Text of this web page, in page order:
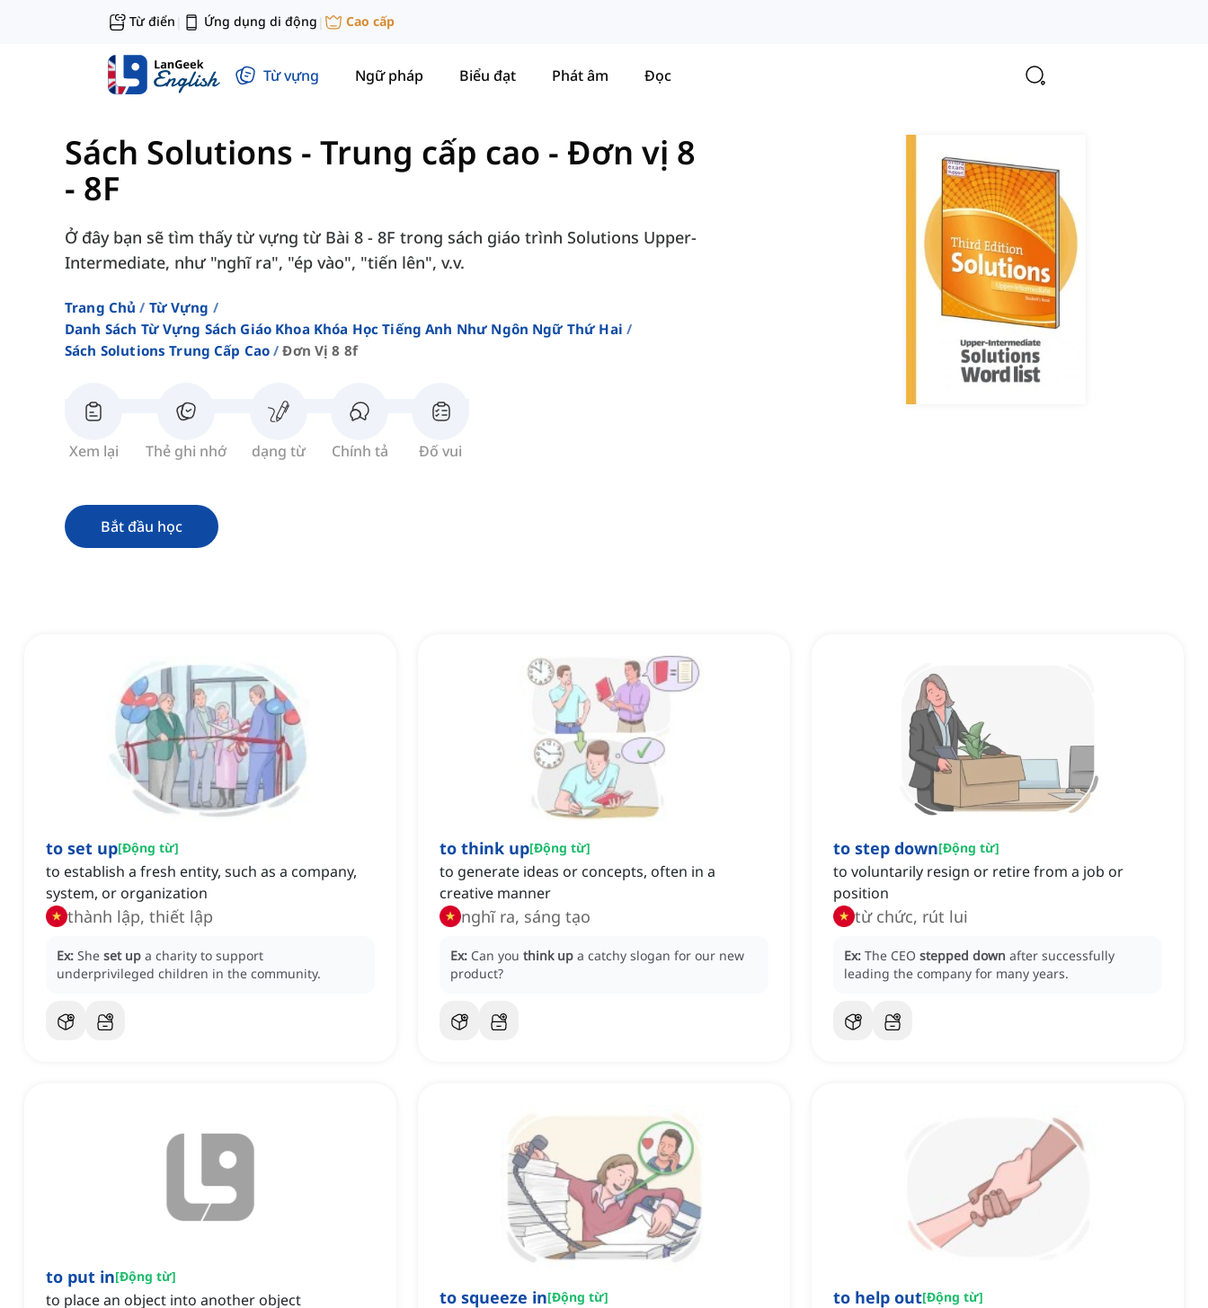
Từ điển | Ứng dụng di động | Cao cấp
Từ vựng Ngữ pháp Biểu đạt Phát âm Đọc
Sách Solutions - Trung cấp cao - Đơn vị 8
- 8F
Ở đây bạn sẽ tìm thấy từ vựng từ Bài 8 - 8F trong sách giáo trình Solutions Upper-
Intermediate, như "nghĩ ra", "ép vào", "tiến lên", v.v.
Trang Chủ
Từ Vựng
Danh Sách Từ Vựng Sách Giáo Khoa Khóa Học Tiếng Anh Như Ngôn Ngữ Thứ Hai
Sách Solutions Trung Cấp Cao
Đơn Vị 8 8f
Xem lại Thẻ ghi nhớ dạng từ Chính tả Đố vui
Bắt đầu học
to set up[Động từ]
to establish a fresh entity, such as a company,
system, or organization
thành lập, thiết lập
Ex: She set up a charity to support
underprivileged children in the community.
to think up[Động từ]
to generate ideas or concepts, often in a
creative manner
nghĩ ra, sáng tạo
Ex: Can you think up a catchy slogan for our new
product?
to step down[Động từ]
to voluntarily resign or retire from a job or
position
từ chức, rút lui
Ex: The CEO stepped down after successfully
leading the company for many years.
to put in[Động từ]
to place an object into another object to squeeze in[Động từ] to help out[Động từ]